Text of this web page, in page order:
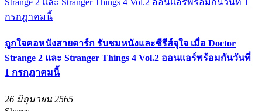
ถูกใจคอหนังสายดาร์ก รับชมหนังและซีรีส์จุใจ เมื่อ Doctor
Strange 2 และ Stranger Things 4 Vol.2 ออนแอร์พร้อมกันวันที่
1 กรกฎาคมนี้
26 มิถุนายน 2565